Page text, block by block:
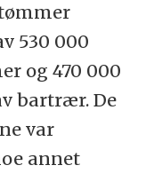
530 000
og 470 000
bartrær. De
var
annet